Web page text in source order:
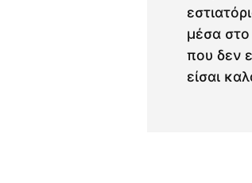
μέσα στο
που δεν
είσαι